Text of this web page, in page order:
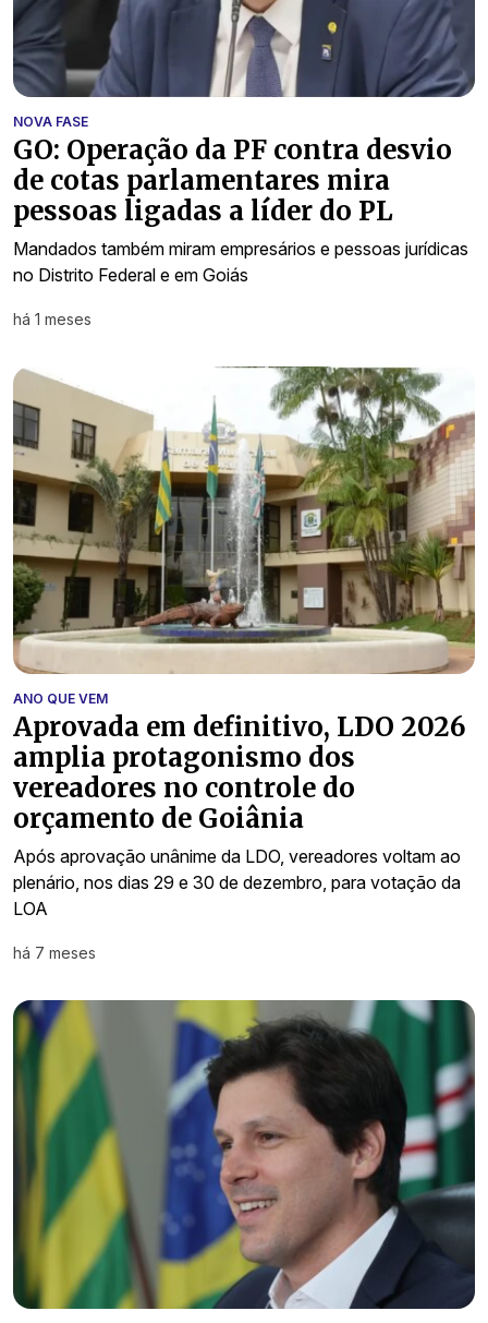
NOVA FASE
GO: Operação da PF contra desvio
de cotas parlamentares mira
pessoas ligadas a líder do PL
Mandados também miram empresários e pessoas jurídicas
no Distrito Federal e em Goiás
há 1 meses
ANO QUE VEM
Aprovada em definitivo, LDO 2026
amplia protagonismo dos
vereadores no controle do
orçamento de Goiânia
Após aprovação unânime da LDO, vereadores voltam ao
plenário, nos dias 29 e 30 de dezembro, para votação da
LOA
há 7 meses